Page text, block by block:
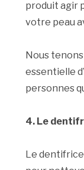
produit agir
votre peau
Nous tenons
essentielle
personnes
4. Le
Le dentifrice